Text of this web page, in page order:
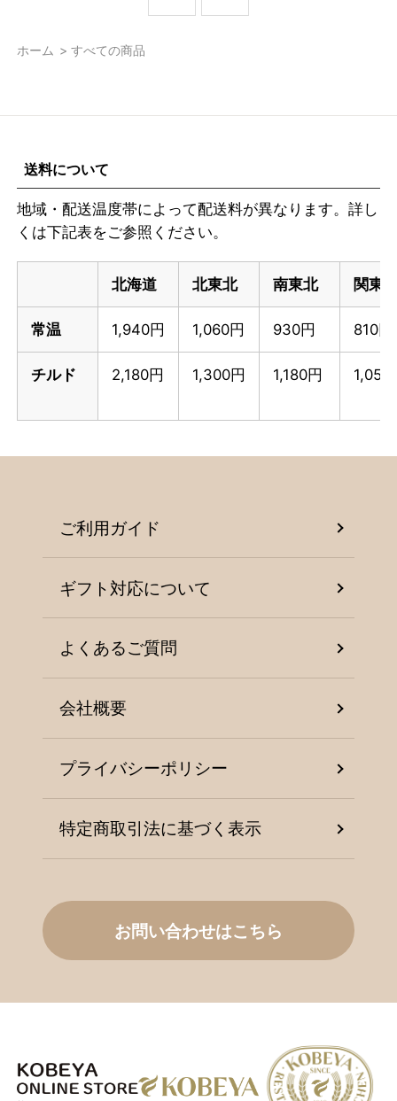
ホーム > すべての商品
送料について
地域・配送温度帯によって配送料が異なります。詳し
くは下記表をご参照ください。
北海道 北東北 南東北 関東
常温 1,940円 1,060円 930円 810円
チルド 2,180円 1,300円 1,180円 1,050
ご利用ガイド
ギフト対応について
よくあるご質問
会社概要
プライバシーポリシー
特定商取引法に基づく表示
お問い合わせはこちら